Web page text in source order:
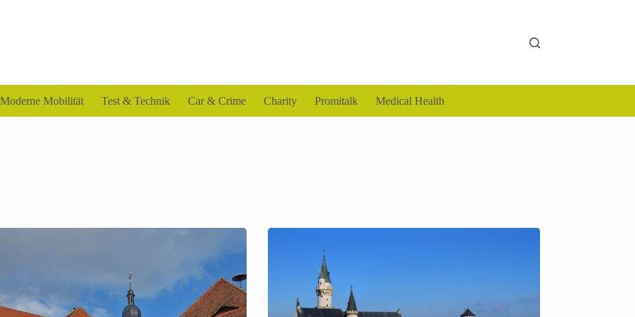
Moderne Mobilität Test & Technik Car & Crime Charity Promitalk Medical Health